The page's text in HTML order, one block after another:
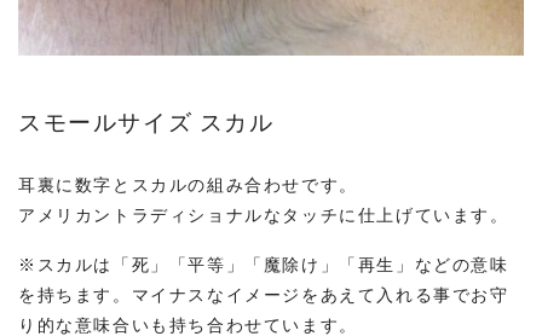
スモールサイズ スカル
耳裏に数字とスカルの組み合わせです。
アメリカントラディショナルなタッチに仕上げています。
※スカルは「死」「平等」「魔除け」「再生」などの意味
を持ちます。マイナスなイメージをあえて入れる事でお守
り的な意味合いも持ち合わせています。